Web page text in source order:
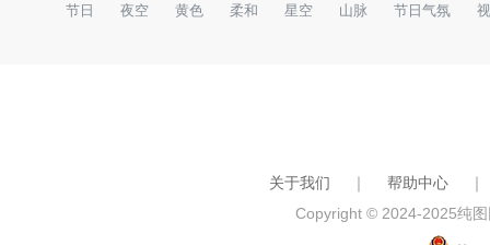
节日 夜空 黄色 柔和 星空 山脉 节日气氛
关于我们 ｜ 帮助中心
｜
Copyright © 2024-2025纯